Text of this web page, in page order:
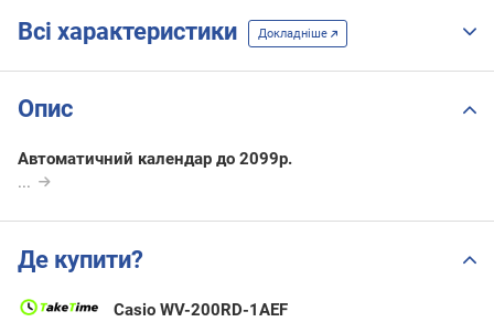
Всі характеристики Докладніше
Опис
Автоматичний календар до 2099р.
...
Де купити?
Casio WV-200RD-1AEF